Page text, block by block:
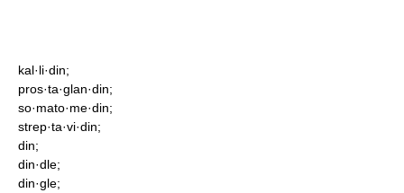
kal·li·din;
pros·ta·glan·din;
so·mato·me·din;
strep·ta·vi·din;
din;
din·dle;
din·gle;